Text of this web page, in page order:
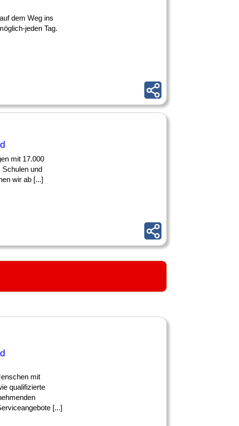
dem Weg ins
jeden Tag.
mit 17.000
Schulen und
wir ab [...]
mit
qualifizierte
[...]